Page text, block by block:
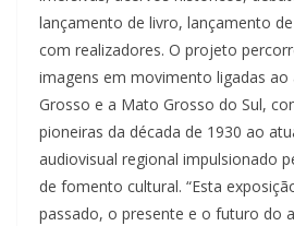
lançamento de livro, lançamento
com realizadores. O projeto
imagens em movimento ligadas
Grosso e a Mato Grosso do Sul,
pioneiras da década de 1930 ao
audiovisual regional impulsionado
de fomento cultural. “Esta
passado, o presente e o futuro do